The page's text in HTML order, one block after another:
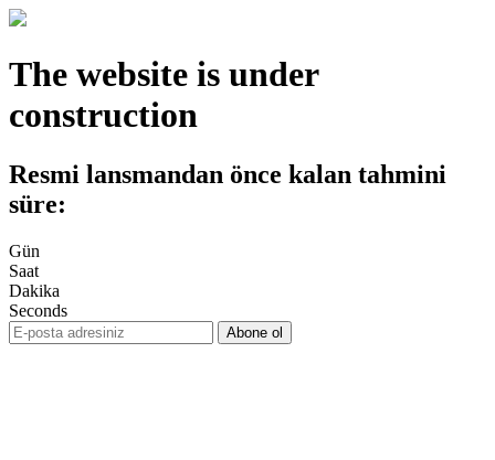
The website is under
construction
Resmi lansmandan önce kalan tahmini
süre:
Gün
Saat
Dakika
Seconds